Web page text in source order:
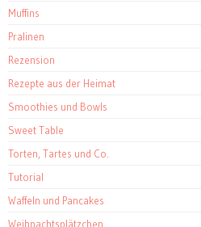
Muffins
Pralinen
Rezension
Rezepte aus der Heimat
Smoothies und Bowls
Sweet Table
Torten, Tartes und Co.
Tutorial
Waffeln und Pancakes
Weihnachtsplätzchen